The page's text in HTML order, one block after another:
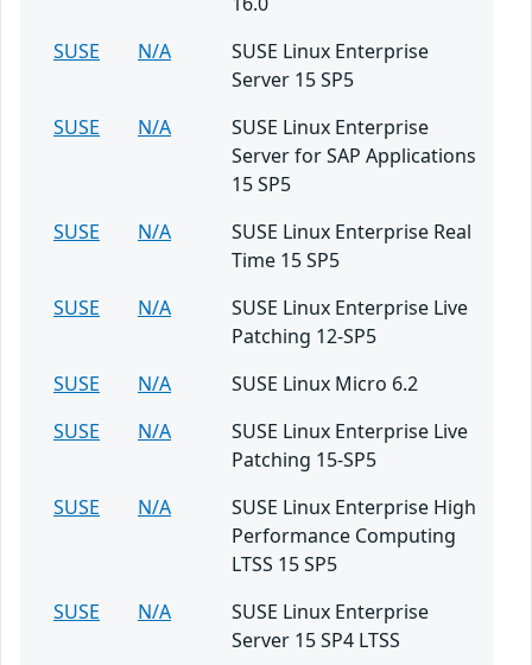
SUSE
N/A
SUSE Linux Enterprise
Server 15 SP5
SUSE
N/A
SUSE Linux Enterprise
Server for SAP Applications
15 SP5
SUSE
N/A
SUSE Linux Enterprise Real
Time 15 SP5
SUSE
N/A
SUSE Linux Enterprise Live
Patching 12-SP5
SUSE
N/A
SUSE Linux Micro 6.2
SUSE
N/A
SUSE Linux Enterprise Live
Patching 15-SP5
SUSE
N/A
SUSE Linux Enterprise High
Performance Computing
LTSS 15 SP5
SUSE
N/A
SUSE Linux Enterprise
Server 15 SP4 LTSS